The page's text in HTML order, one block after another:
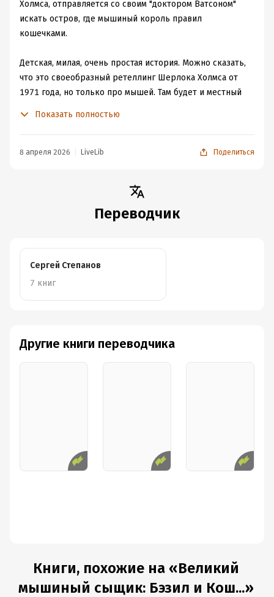
Холмса, отправляется со своим "доктором Ватсоном"
искать остров, где мышиный король правил
кошечками.
Детская, милая, очень простая история. Можно сказать,
что это своеобразный ретеллинг Шерлока Холмса от
1971 года, но только про мышей. Там будет и местный
Книга как раз рассчитана на заявленный возраст. Если
Мне книга понравилась. Маленькая, миленькая, для
И напоследок:
"Один наш известный археолог сказал: "В
Показать полностью
8 апреля 2026 LiveLib Поделиться
Переводчик
Сергей Степанов
7 книг
Другие книги переводчика
Книги, похожие на «Великий
мышиный сыщик: Бэзил и Кош...»